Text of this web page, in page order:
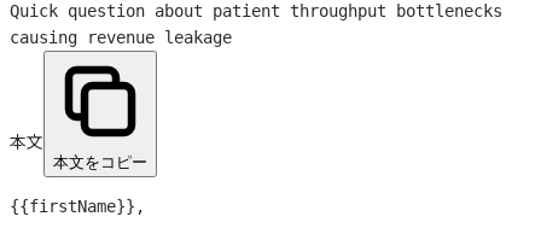
Quick question about patient throughput bottlenecks
causing revenue leakage
本文
本文をコピー
{{firstName}} ,